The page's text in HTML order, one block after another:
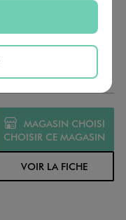
les occasions.
MAGASIN CHOISI
CHOISIR CE MAGASIN
VOIR LA FICHE